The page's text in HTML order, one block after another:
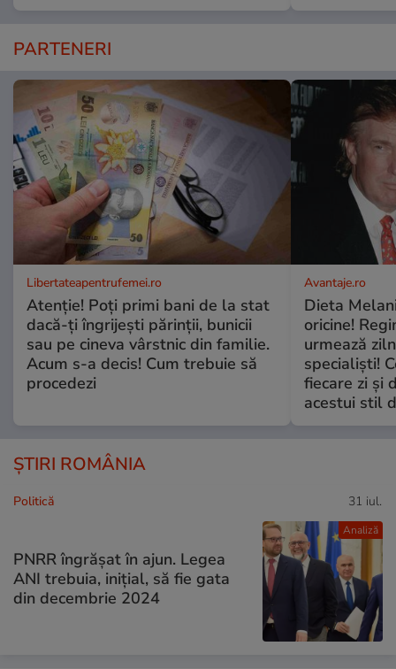
PARTENERI
Libertateapentrufemei.ro
Atenție! Poți primi bani de la stat
dacă-ți îngrijești părinții, bunicii
sau pe cineva vârstnic din familie.
Acum s-a decis! Cum trebuie să
procedezi
Avantaje.ro
Dieta
oricine!
urmează
specialiști!
fiecare zi și
acestui stil
ȘTIRI ROMÂNIA
Analiză
Politică 31 iul.
PNRR îngrășat în ajun. Legea
ANI trebuia, inițial, să fie gata
din decembrie 2024